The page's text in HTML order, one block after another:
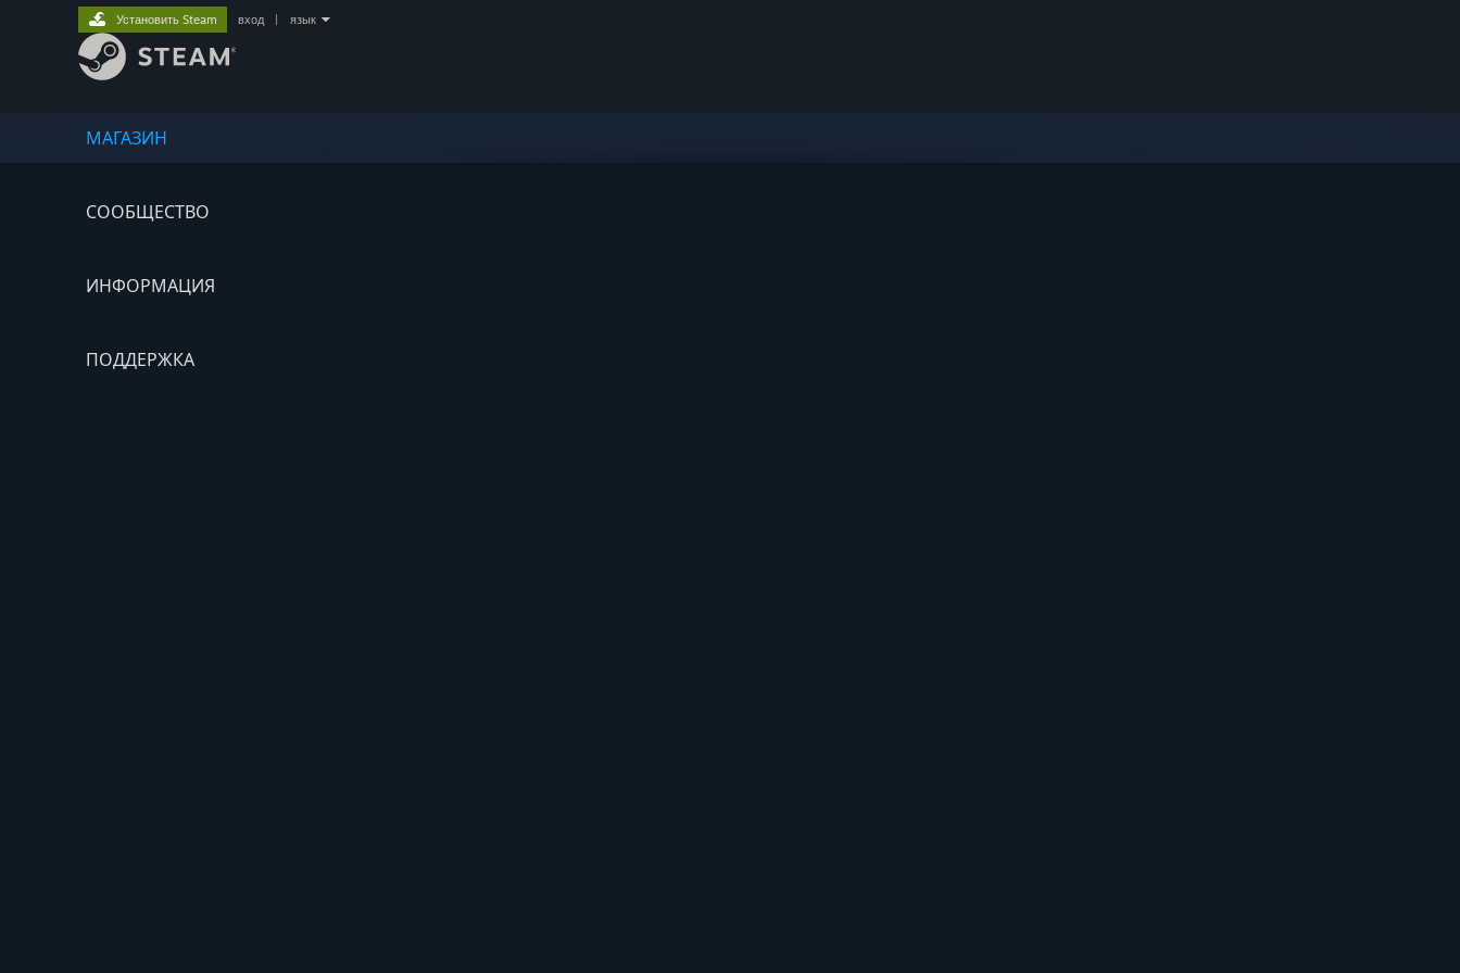
МАГАЗИН
СООБЩЕСТВО
ИНФОРМАЦИЯ
ПОДДЕРЖКА
Установить Steam вход язык